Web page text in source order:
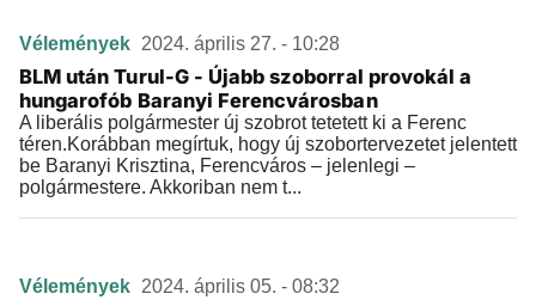
Vélemények 2024. április 27. - 10:28
BLM után Turul-G - Újabb szoborral provokál a
hungarofób Baranyi Ferencvárosban
A liberális polgármester új szobrot tetetett ki a Ferenc
téren.Korábban megírtuk, hogy új szobortervezetet jelentett
be Baranyi Krisztina, Ferencváros – jelenlegi –
polgármestere. Akkoriban nem t...
Vélemények 2024. április 05. - 08:32